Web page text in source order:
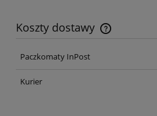
Koszty dostawy
Cena nie zawiera ewentualnych
Paczkomaty InPost
Kurier